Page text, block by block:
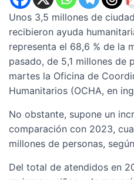
Unos 3,5 millones de
recibieron ayuda
representa el 68,6 % de la
pasado, de 5,1 millones de
martes la Oficina de
Humanitarios (OCHA, en
No obstante, supone un
comparación con 2023,
millones de personas,
Del total de atendidos en